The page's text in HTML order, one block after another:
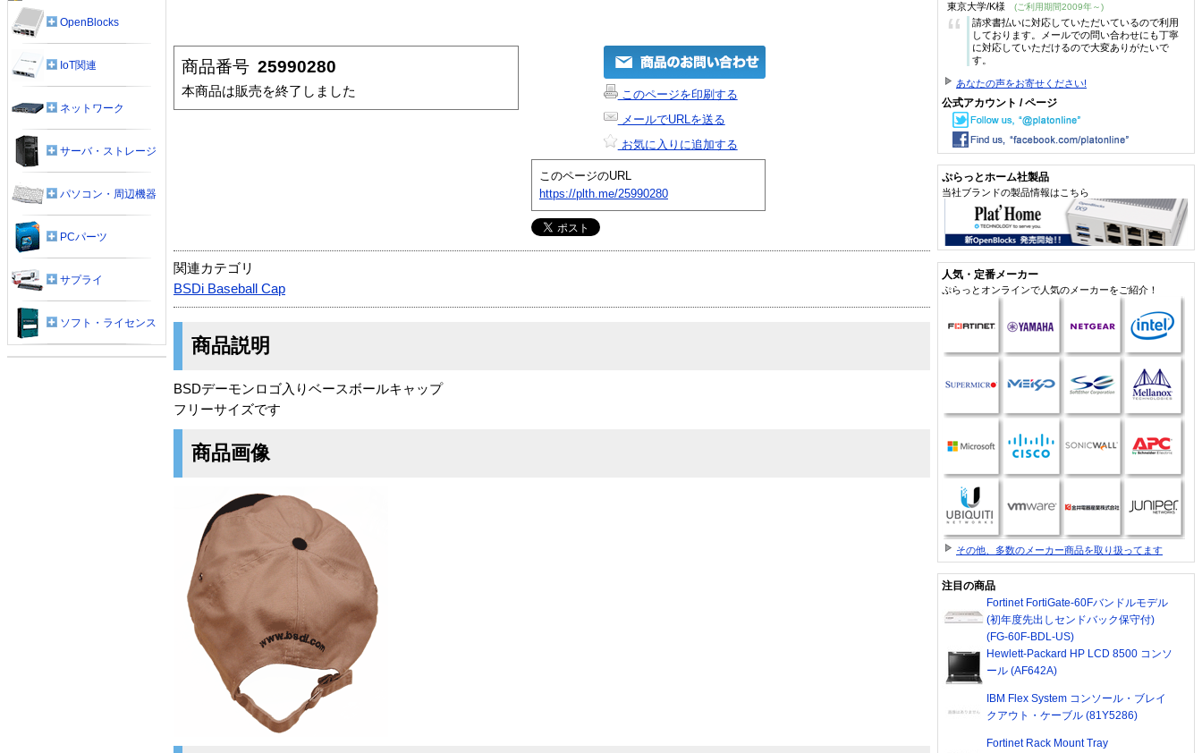
商品番号 25990280
本商品は販売を終了しました
このページを印刷する
メールでURLを送る
お気に入りに追加する
このページのURL
https://plth.me/25990280
関連カテゴリ
BSDi Baseball Cap
商品説明
BSDデーモンロゴ入りベースボールキャップ
フリーサイズです
商品画像
OpenBlocks
IoT関連
ネットワーク
サーバ・ストレージ
パソコン・周辺機器
PCパーツ
サプライ
ソフト・ライセンス
東京大学/K様 (ご利用期間2009年～)
“
請求書払いに対応していただいているので利用
しております。メールでの問い合わせにも丁寧
に対応していただけるので大変ありがたいで
す。
あなたの声をお寄せください!
公式アカウント / ページ
ぷらっとホーム社製品
当社ブランドの製品情報はこちら
人気・定番メーカー
ぷらっとオンラインで人気のメーカーをご紹介！
その他、多数のメーカー商品を取り扱ってます
注目の商品
Fortinet FortiGate-60Fバンドルモデル
(初年度先出しセンドバック保守付)
(FG-60F-BDL-US)
Hewlett-Packard HP LCD 8500 コンソ
ール (AF642A)
IBM Flex System コンソール・ブレイ
クアウト・ケーブル (81Y5286)
Fortinet Rack Mount Tray